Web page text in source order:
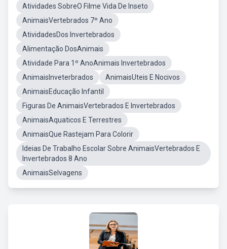
Atividades SobreO Filme Vida De Inseto
AnimaisVertebrados 7º Ano
AtividadesDos Invertebrados
Alimentação DosAnimais
Atividade Para 1º AnoAnimais Invertebrados
AnimaisInveterbrados
AnimaisUteis E Nocivos
AnimaisEducação Infantil
Figuras De AnimaisVertebrados E Invertebrados
AnimaisAquaticos E Terrestres
AnimaisQue Rastejam Para Colorir
Ideias De Trabalho Escolar Sobre AnimaisVertebrados E
Invertebrados 8 Ano
AnimaisSelvagens